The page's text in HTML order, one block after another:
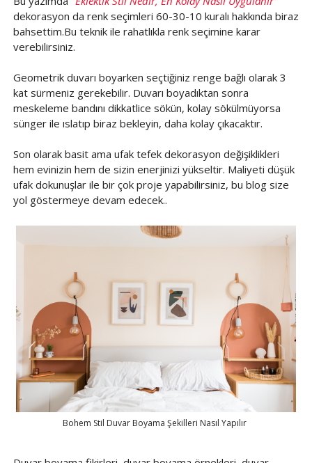
dekorasyon da renk seçimleri 60-30-10 kuralı hakkında biraz
bahsettim.Bu teknik ile rahatlıkla renk seçimine karar
verebilirsiniz.
Geometrik duvarı boyarken seçtiğiniz renge bağlı olarak 3
kat sürmeniz gerekebilir. Duvarı boyadıktan sonra
meskeleme bandını dikkatlice sökün, kolay sökülmüyorsa
sünger ile ıslatıp biraz bekleyin, daha kolay çıkacaktır.
Son olarak basit ama ufak tefek dekorasyon değişiklikleri
hem evinizin hem de sizin enerjinizi yükseltir. Maliyeti düşük
ufak dokunuşlar ile bir çok proje yapabilirsiniz, bu blog size
yol göstermeye devam edecek..
Bohem Stil Duvar Boyama Şekilleri Nasıl Yapılır